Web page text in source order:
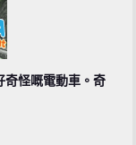
奇怪嘅電動車。奇